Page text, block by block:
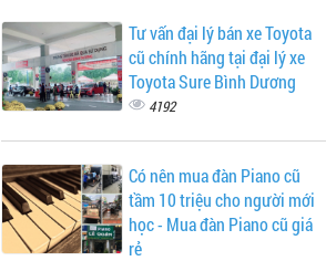
Tư vấn đại lý bán xe Toyota
cũ chính hãng tại đại lý xe
Toyota Sure Bình Dương
4192
Có nên mua đàn Piano cũ
tầm 10 triệu cho người mới
học - Mua đàn Piano cũ giá
rẻ